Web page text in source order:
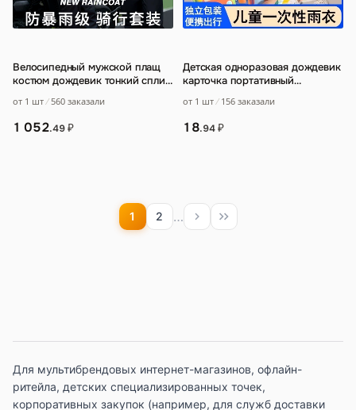
Велосипедный мужской плащ
костюм дождевик тонкий сплит
водонепроницаемый
от 1 шт 560 заказали
1 052.49₽
Детская одноразовая дождевик
карточка портативный
взрослый пончо…
от 1 шт 156 заказали
18.94₽
1 2 …
Для мультибрендовых интернет-магазинов, офлайн-
ритейла, детских специализированных точек,
корпоративных закупок (например, для служб доставки